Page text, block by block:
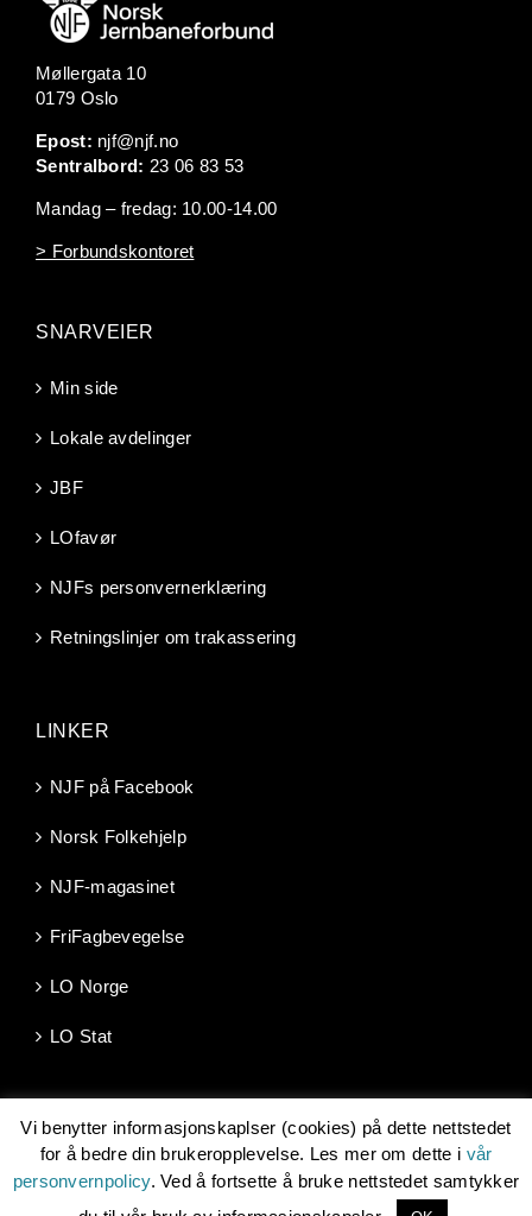
Møllergata 10
0179 Oslo
Epost: njf@njf.no
Sentralbord: 23 06 83 53
Mandag – fredag: 10.00-14.00
> Forbundskontoret
SNARVEIER
Min side
Lokale avdelinger
JBF
LOfavør
NJFs personvernerklæring
Retningslinjer om trakassering
LINKER
NJF på Facebook
Norsk Folkehjelp
NJF-magasinet
FriFagbevegelse
LO Norge
LO Stat
Copyright 2026 | Norsk Jernbaneforbund, Møllergata 10, 0179
OSLO -
njf@njf.no | Les om vår personvernpolicy
Vi benytter informasjonskaplser (cookies) på dette nettstedet
for å bedre din brukeropplevelse. Les mer om dette i vår
personvernpolicy. Ved å fortsette å bruke nettstedet samtykker